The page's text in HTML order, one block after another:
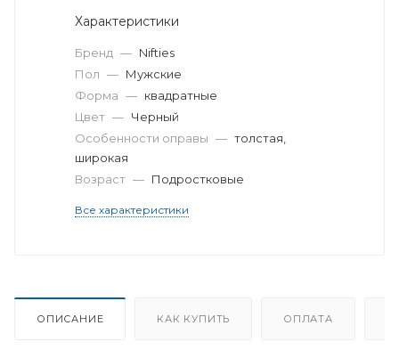
Характеристики
Бренд — Nifties
Пол — Мужские
Форма — квадратные
Цвет — Черный
Особенности оправы — толстая,
широкая
Возраст — Подростковые
Все характеристики
ОПИСАНИЕ КАК КУПИТЬ ОПЛАТА